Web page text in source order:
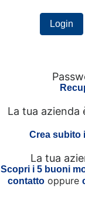
La tua azienda
Crea subito
La tua
Scopri i 5 buoni
contatto oppure